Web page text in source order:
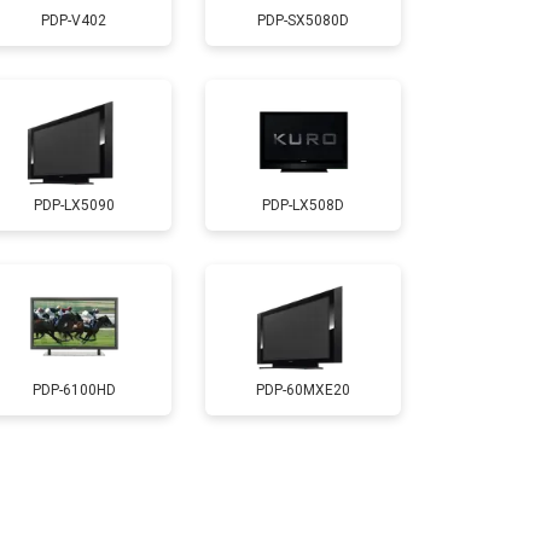
3500 ₽ Заказать
3100 ₽
3700 ₽ Заказать
5500 ₽ Заказать
3900 ₽
PDP-V402 PDP-SX5080D
PDP-LX5090 PDP-LX508D
PDP-6100HD PDP-60MXE20